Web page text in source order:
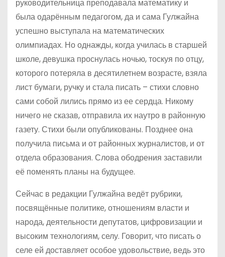
руководительница преподавала математику и
была одарённым педагогом, да и сама Гулжайна
успешно выступала на математических
олимпиадах. Но однажды, когда училась в старшей
школе, девушка проснулась ночью, тоскуя по отцу,
которого потеряла в десятилетнем возрасте, взяла
лист бумаги, ручку и стала писать – стихи словно
сами собой лились прямо из ее сердца. Никому
ничего не сказав, отправила их наутро в районную
газету. Стихи были опубликованы. Позднее она
получила письма и от районных журналистов, и от
отдела образования. Слова ободрения заставили
её поменять планы на будущее.
Сейчас в редакции Гулжайна ведёт рубрики,
посвящённые политике, отношениям власти и
народа, деятельности депутатов, цифровизации и
высоким технологиям, селу. Говорит, что писать о
селе ей доставляет особое удовольствие, ведь это